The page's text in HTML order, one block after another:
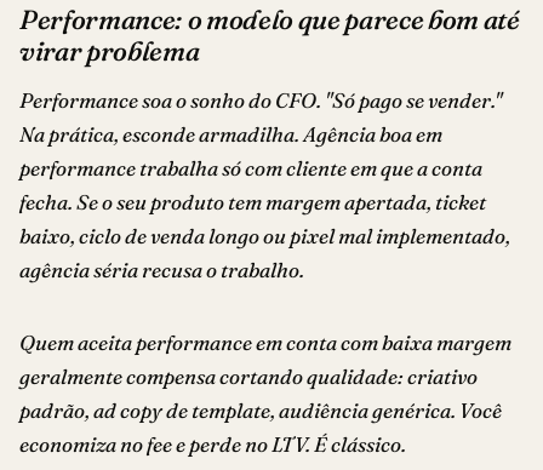
Performance: o modelo que parece bom até
virar problema
Performance soa o sonho do CFO. "Só pago se vender."
Na prática, esconde armadilha. Agência boa em
performance trabalha só com cliente em que a conta
fecha. Se o seu produto tem margem apertada, ticket
baixo, ciclo de venda longo ou pixel mal implementado,
agência séria recusa o trabalho.
Quem aceita performance em conta com baixa margem
geralmente compensa cortando qualidade: criativo
padrão, ad copy de template, audiência genérica. Você
economiza no fee e perde no LTV. É clássico.